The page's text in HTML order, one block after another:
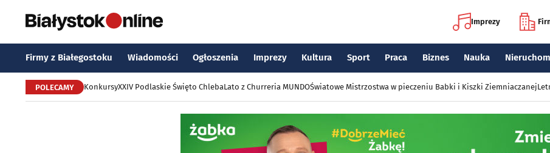
Imprezy
Firmy z Białegostoku Wiadomości Ogłoszenia Imprezy Kultura Sport Praca Biznes Nauka
POLECAMY KonkursyXXIV Podlaskie Święto ChlebaLato z Churreria MUNDOŚwiatowe Mistrzostwa w pieczeniu Babki i Kiszki Ziemniaczanej